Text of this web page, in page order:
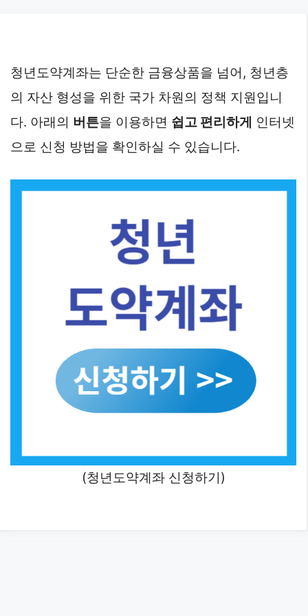
청년도약계좌는 단순한 금융상품을 넘어, 청년층
의 자산 형성을 위한 국가 차원의 정책 지원입니
다. 아래의 버튼을 이용하면 쉽고 편리하게 인터넷
으로 신청 방법을 확인하실 수 있습니다.
(청년도약계좌 신청하기)